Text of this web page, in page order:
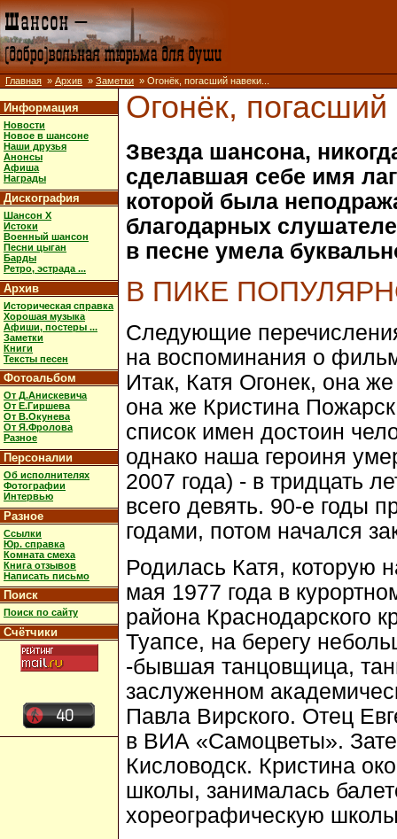
Главная » Архив » Заметки » Огонёк, погасший навеки...
Информация
Новости
Новое в шансоне
Наши друзья
Анонсы
Афиша
Награды
Дискография
Шансон X
Истоки
Военный шансон
Песни цыган
Барды
Ретро, эстрада ...
Архив
Историческая справка
Хорошая музыка
Афиши, постеры ...
Заметки
Книги
Тексты песен
Фотоальбом
От Д.Анискевича
От Е.Гиршева
От В.Окунева
От Я.Фролова
Разное
Персоналии
Об исполнителях
Фотографии
Интервью
Разное
Ссылки
Юр. справка
Комната смеха
Книга отзывов
Написать письмо
Поиск
Поиск по сайту
Счётчики
Огонёк, погасший
Звезда шансона,
сделавшая себе имя
которой была
благодарных
в песне умела
В ПИКЕ
Следующие
на воспоминания о
Итак, Катя Огонек, она
она же Кристина
список имен достоин
однако наша героиня
2007 года) - в тридцать
всего девять. 90-е годы
годами, потом начался
Родилась Катя, которую
мая 1977 года в
района Краснодарского
Туапсе, на берегу
-бывшая танцовщица,
заслуженном
Павла Вирского. Отец
в ВИА «Самоцветы».
Кисловодск. Кристина
школы, занималась
хореографическую